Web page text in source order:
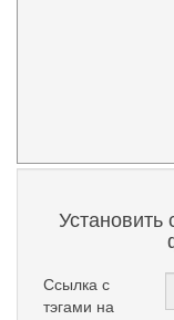
Ссылка с
тэгами на